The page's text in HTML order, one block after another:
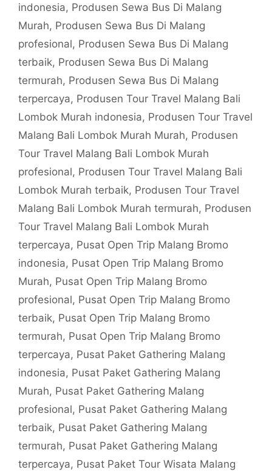
indonesia, Produsen Sewa Bus Di Malang
Murah, Produsen Sewa Bus Di Malang
profesional, Produsen Sewa Bus Di Malang
terbaik, Produsen Sewa Bus Di Malang
termurah, Produsen Sewa Bus Di Malang
terpercaya, Produsen Tour Travel Malang Bali
Lombok Murah indonesia, Produsen Tour Travel
Malang Bali Lombok Murah Murah, Produsen
Tour Travel Malang Bali Lombok Murah
profesional, Produsen Tour Travel Malang Bali
Lombok Murah terbaik, Produsen Tour Travel
Malang Bali Lombok Murah termurah, Produsen
Tour Travel Malang Bali Lombok Murah
terpercaya, Pusat Open Trip Malang Bromo
indonesia, Pusat Open Trip Malang Bromo
Murah, Pusat Open Trip Malang Bromo
profesional, Pusat Open Trip Malang Bromo
terbaik, Pusat Open Trip Malang Bromo
termurah, Pusat Open Trip Malang Bromo
terpercaya, Pusat Paket Gathering Malang
indonesia, Pusat Paket Gathering Malang
Murah, Pusat Paket Gathering Malang
profesional, Pusat Paket Gathering Malang
terbaik, Pusat Paket Gathering Malang
termurah, Pusat Paket Gathering Malang
terpercaya, Pusat Paket Tour Wisata Malang